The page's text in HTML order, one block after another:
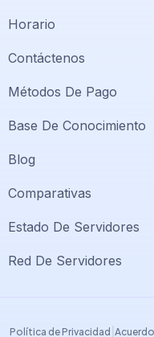
Horario
Contáctenos
Métodos De Pago
Base De Conocimiento
Blog
Comparativas
Estado De Servidores
Red De Servidores
Política de Privacidad